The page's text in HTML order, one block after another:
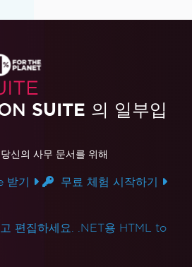
SUITE 의 일부입
당신의 사무 문서를 위해
받기 무료 체험 시작하기
편집하세요. .NET용 HTML to